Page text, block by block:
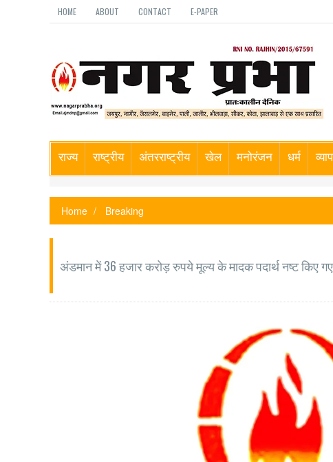
HOME ABOUT CONTACT E-PAPER
राज्य राष्ट्रीय अंतरराष्ट्रीय खेल मनोरंजन धर्म
Home Breaking
अंडमान में 36 हजार करोड़ रुपये मूल्य के मादक पदार्थ नष्ट किए गए